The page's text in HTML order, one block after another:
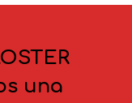
una